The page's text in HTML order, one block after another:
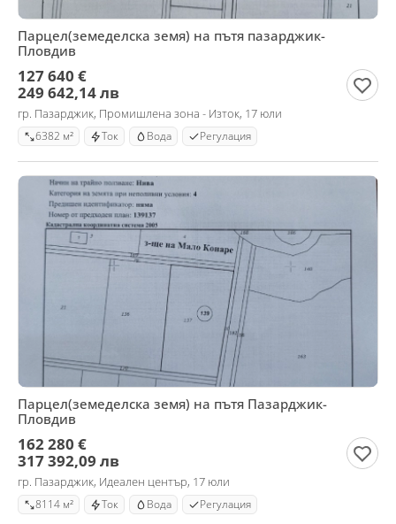
Парцел(земеделска земя) на пътя пазарджик-
Пловдив
127 640 €
249 642,14 лв
гр. Пазарджик, Промишлена зона - Изток, 17 юли
6382 м² Ток Вода Регулация
Парцел(земеделска земя) на пътя Пазарджик-
Пловдив
162 280 €
317 392,09 лв
гр. Пазарджик, Идеален център, 17 юли
8114 м² Ток Вода Регулация